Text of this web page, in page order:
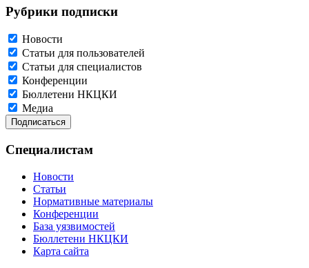
Рубрики подписки
Новости
Статьи для пользователей
Статьи для специалистов
Конференции
Бюллетени НКЦКИ
Медиа
Специалистам
Новости
Статьи
Нормативные материалы
Конференции
База уязвимостей
Бюллетени НКЦКИ
Карта сайта